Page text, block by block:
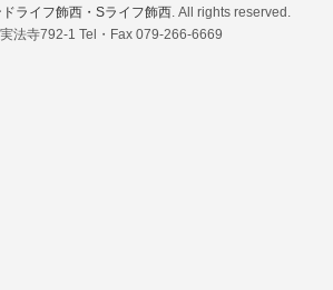
ドライフ飾西・Sライフ飾西. All rights reserved.
法寺792-1 Tel・Fax 079-266-6669